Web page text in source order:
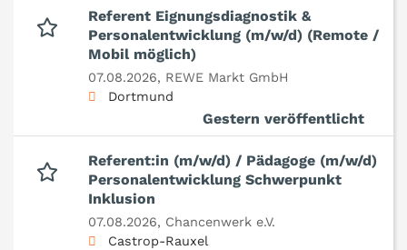
Referent Eignungsdiagnostik &
Personalentwicklung (m/w/d) (Remote /
Mobil möglich)
07.08.2026, REWE Markt GmbH
Dortmund
Gestern veröffentlicht
Referent:in (m/w/d) / Pädagoge (m/w/d)
Personalentwicklung Schwerpunkt
Inklusion
07.08.2026, Chancenwerk e.V.
Castrop-Rauxel